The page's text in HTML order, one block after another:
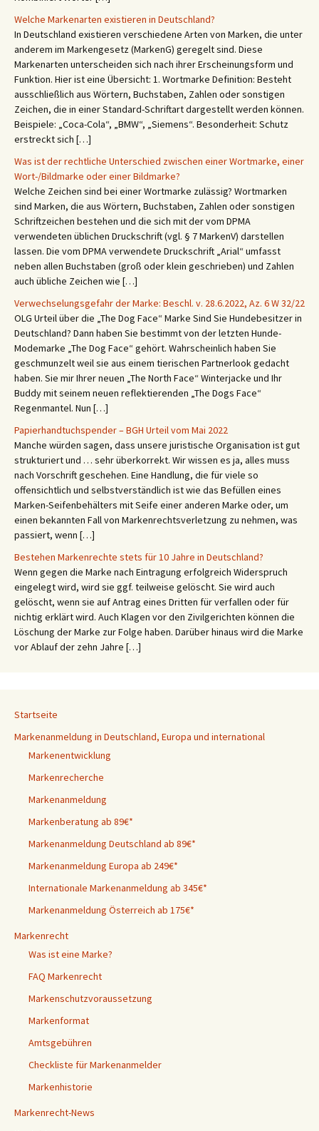
Welche Markenarten existieren in Deutschland?
In Deutschland existieren verschiedene Arten von Marken, die unter
anderem im Markengesetz (MarkenG) geregelt sind. Diese
Markenarten unterscheiden sich nach ihrer Erscheinungsform und
Funktion. Hier ist eine Übersicht: 1. Wortmarke Definition: Besteht
ausschließlich aus Wörtern, Buchstaben, Zahlen oder sonstigen
Zeichen, die in einer Standard-Schriftart dargestellt werden können.
Beispiele: „Coca-Cola“, „BMW“, „Siemens“. Besonderheit: Schutz
erstreckt sich […]
Was ist der rechtliche Unterschied zwischen einer Wortmarke, einer
Wort-/Bildmarke oder einer Bildmarke?
Welche Zeichen sind bei einer Wortmarke zulässig? Wortmarken
sind Marken, die aus Wörtern, Buchstaben, Zahlen oder sonstigen
Schriftzeichen bestehen und die sich mit der vom DPMA
verwendeten üblichen Druckschrift (vgl. § 7 MarkenV) darstellen
lassen. Die vom DPMA verwendete Druckschrift „Arial“ umfasst
neben allen Buchstaben (groß oder klein geschrieben) und Zahlen
auch übliche Zeichen wie […]
Verwechselungsgefahr der Marke: Beschl. v. 28.6.2022, Az. 6 W 32/22
OLG Urteil über die „The Dog Face“ Marke Sind Sie Hundebesitzer in
Deutschland? Dann haben Sie bestimmt von der letzten Hunde-
Modemarke „The Dog Face“ gehört. Wahrscheinlich haben Sie
geschmunzelt weil sie aus einem tierischen Partnerlook gedacht
haben. Sie mir Ihrer neuen „The North Face“ Winterjacke und Ihr
Buddy mit seinem neuen reflektierenden „The Dogs Face“
Regenmantel. Nun […]
Papierhandtuchspender – BGH Urteil vom Mai 2022
Manche würden sagen, dass unsere juristische Organisation ist gut
strukturiert und … sehr überkorrekt. Wir wissen es ja, alles muss
nach Vorschrift geschehen. Eine Handlung, die für viele so
offensichtlich und selbstverständlich ist wie das Befüllen eines
Marken-Seifenbehälters mit Seife einer anderen Marke oder, um
einen bekannten Fall von Markenrechtsverletzung zu nehmen, was
passiert, wenn […]
Bestehen Markenrechte stets für 10 Jahre in Deutschland?
Wenn gegen die Marke nach Eintragung erfolgreich Widerspruch
eingelegt wird, wird sie ggf. teilweise gelöscht. Sie wird auch
gelöscht, wenn sie auf Antrag eines Dritten für verfallen oder für
nichtig erklärt wird. Auch Klagen vor den Zivilgerichten können die
Löschung der Marke zur Folge haben. Darüber hinaus wird die Marke
vor Ablauf der zehn Jahre […]
Startseite
Markenanmeldung in Deutschland, Europa und international
Markenentwicklung
Markenrecherche
Markenanmeldung
Markenberatung ab 89€*
Markenanmeldung Deutschland ab 89€*
Markenanmeldung Europa ab 249€*
Internationale Markenanmeldung ab 345€*
Markenanmeldung Österreich ab 175€*
Markenrecht
Was ist eine Marke?
FAQ Markenrecht
Markenschutzvoraussetzung
Markenformat
Amtsgebühren
Checkliste für Markenanmelder
Markenhistorie
Markenrecht-News